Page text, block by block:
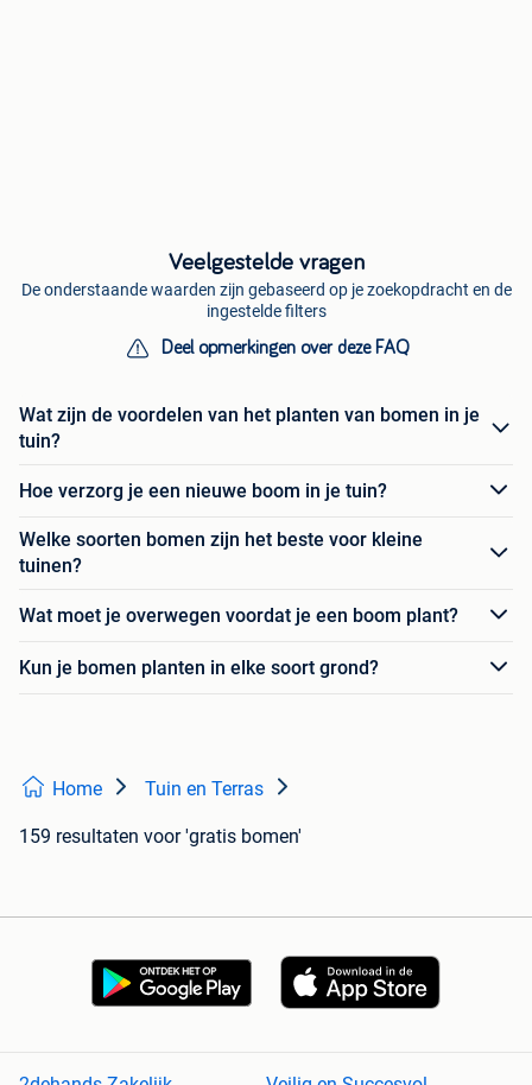
Veelgestelde vragen
De onderstaande waarden zijn gebaseerd op je zoekopdracht en de
ingestelde filters
Deel opmerkingen over deze FAQ
Wat zijn de voordelen van het planten van bomen in je
tuin?
Hoe verzorg je een nieuwe boom in je tuin?
Welke soorten bomen zijn het beste voor kleine
tuinen?
Wat moet je overwegen voordat je een boom plant?
Kun je bomen planten in elke soort grond?
Home Tuin en Terras
159 resultaten voor 'gratis bomen'